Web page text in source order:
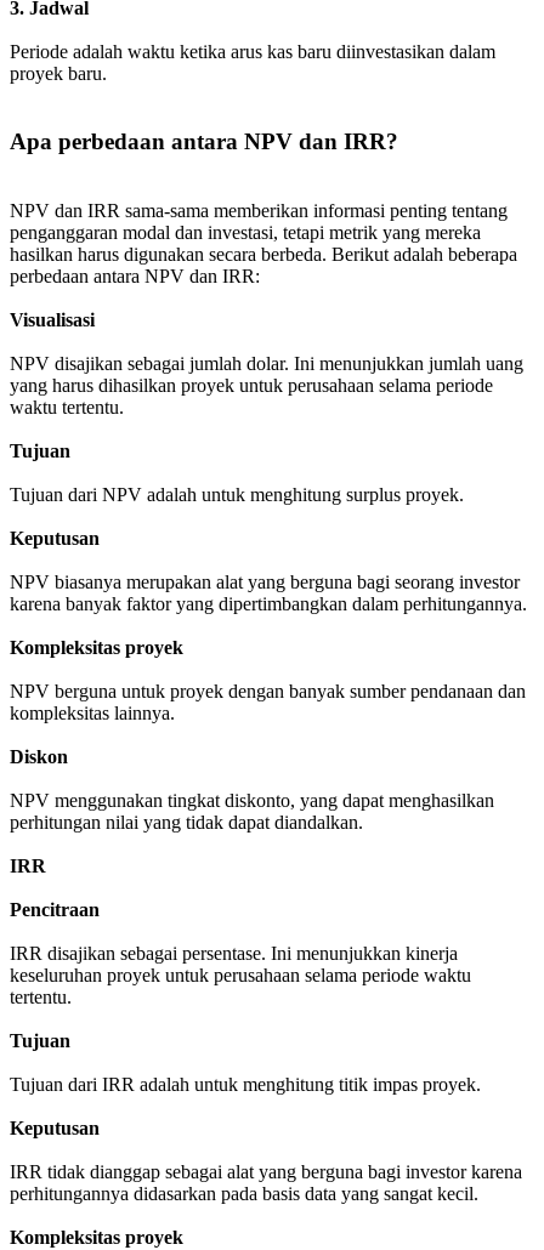
3. Jadwal
Periode adalah waktu ketika arus kas baru diinvestasikan dalam
proyek baru.
Apa perbedaan antara NPV dan IRR?
NPV dan IRR sama-sama memberikan informasi penting tentang
penganggaran modal dan investasi, tetapi metrik yang mereka
hasilkan harus digunakan secara berbeda. Berikut adalah beberapa
perbedaan antara NPV dan IRR:
Visualisasi
NPV disajikan sebagai jumlah dolar. Ini menunjukkan jumlah uang
yang harus dihasilkan proyek untuk perusahaan selama periode
waktu tertentu.
Tujuan
Tujuan dari NPV adalah untuk menghitung surplus proyek.
Keputusan
NPV biasanya merupakan alat yang berguna bagi seorang investor
karena banyak faktor yang dipertimbangkan dalam perhitungannya.
Kompleksitas proyek
NPV berguna untuk proyek dengan banyak sumber pendanaan dan
kompleksitas lainnya.
Diskon
NPV menggunakan tingkat diskonto, yang dapat menghasilkan
perhitungan nilai yang tidak dapat diandalkan.
IRR
Pencitraan
IRR disajikan sebagai persentase. Ini menunjukkan kinerja
keseluruhan proyek untuk perusahaan selama periode waktu
tertentu.
Tujuan
Tujuan dari IRR adalah untuk menghitung titik impas proyek.
Keputusan
IRR tidak dianggap sebagai alat yang berguna bagi investor karena
perhitungannya didasarkan pada basis data yang sangat kecil.
Kompleksitas proyek